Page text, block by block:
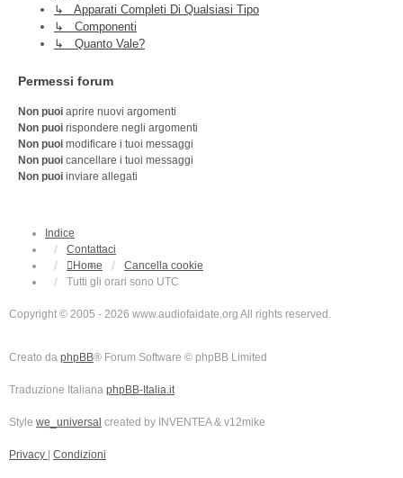
↳ Apparati Completi Di Qualsiasi Tipo
↳ Componenti
↳ Quanto Vale?
Permessi forum
Non puoi aprire nuovi argomenti
Non puoi rispondere negli argomenti
Non puoi modificare i tuoi messaggi
Non puoi cancellare i tuoi messaggi
Non puoi inviare allegati
Indice
Contattaci
Home
Cancella cookie
Tutti gli orari sono UTC
Copyright © 2005 - 2026 www.audiofaidate.org All rights reserved.
Creato da phpBB® Forum Software © phpBB Limited
Traduzione Italiana phpBB-Italia.it
Style we_universal created by INVENTEA & v12mike
Privacy | Condizioni